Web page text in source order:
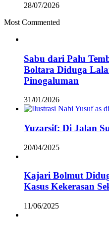
28/07/2026
Most Commented
Sabu dari Palu
Boltara Diduga
Pinogaluman
31/01/2026
Yuzarsif: Di Jalan
20/04/2025
Kajari Bolmut
Kasus Kekerasan
11/06/2025